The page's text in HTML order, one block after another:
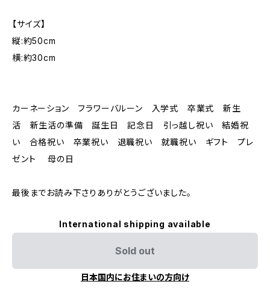
【サイズ】
縦:約50cm
横:約30cm
カーネーション フラワーバルーン 入学式 卒業式 新生
活 新生活の準備 誕生日 記念日 引っ越し祝い 結婚祝
い 合格祝い 卒業祝い 退職祝い 就職祝い ギフト プレ
ゼント 母の日
最後までお読み下さりありがとうございました。
International shipping available
Sold out
日本国内にお住まいの方向け